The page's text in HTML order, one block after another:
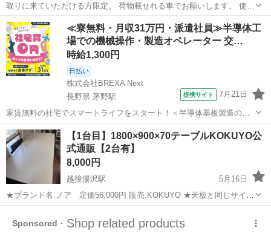
取りに来ていただける方限定。 荷物載せれる車でお願いします。 使用
感ありです。 横約76センチ よろしくお願いします！
新潟 新発田市 新発田駅 オフィス用家具 オフィス用品
≪寮無料・月収31万円・派遣社員≫半導体工
場での機械操作・製造オペレーター 交…
時給1,300円
日払い
株式会社BREXA Next
長野県 茅野駅
提携サイト 7月21日
家賃無料の社宅でスマートライフをスタート！＜半導体基板製造の機
械操作・検査＞ランチ代もかからないオトクな職場◎／稼ぎもしっか
り！月収例31万円／長野県茅野市 半導体基板の製造・検査 クリーンル
ーム内で、半導体基板の製造や検...
長野 茅野市 茅野駅
【1台目】1800×900×70テーブルKOKUYO公
式通販【2台有】
8,000円
越後湯沢駅
5月16日
★ブランド名:ノア 定価56,000円 販売:KOKUYO ★天板と同じサイズ
のカッターマットを敷いて使っておりましたので大きな汚れやキズは
ありません。 よく見ると細かいキズが数点あります。 撮れるものだけ